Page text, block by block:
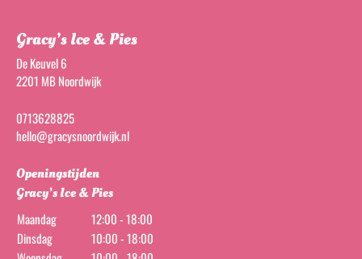
Gracy’s Ice & Pies
De Keuvel 6
2201 MB Noordwijk
0713628825
hello@gracysnoordwijk.nl
Openingstijden
Gracy’s Ice & Pies
Maandag
12:00 - 18:00
Dinsdag
10:00 - 18:00